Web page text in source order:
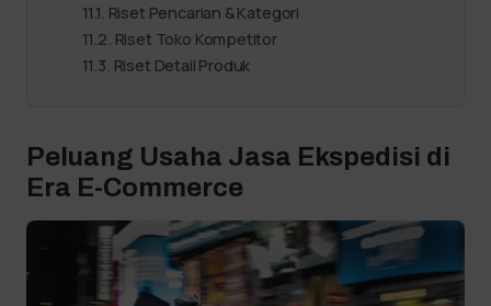
Riset Pencarian & Kategori
Riset Toko Kompetitor
Riset Detail Produk
Peluang Usaha Jasa Ekspedisi di
Era E-Commerce